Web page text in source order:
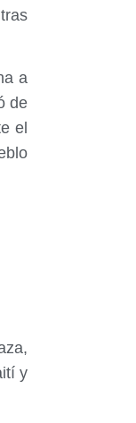
a
de
el
y